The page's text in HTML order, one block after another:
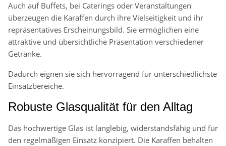
Auch auf Buffets, bei Caterings oder Veranstaltungen
überzeugen die Karaffen durch ihre Vielseitigkeit und ihr
repräsentatives Erscheinungsbild. Sie ermöglichen eine
attraktive und übersichtliche Präsentation verschiedener
Getränke.
Dadurch eignen sie sich hervorragend für unterschiedlichste
Einsatzbereiche.
Robuste Glasqualität für den Alltag
Das hochwertige Glas ist langlebig, widerstandsfähig und für
den regelmäßigen Einsatz konzipiert. Die Karaffen behalten